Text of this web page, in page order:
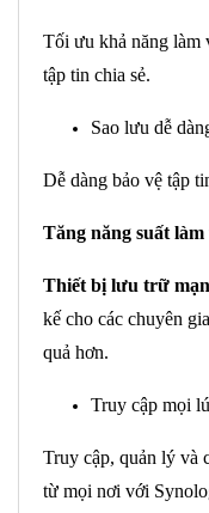
Tối ưu khả năng làm
tập tin chia sẻ.
Sao lưu dễ
Dễ dàng bảo vệ tập
Tăng năng suất
Thiết bị lưu trữ
kế cho các chuyên
quả hơn.
Truy cập mọi
Truy cập, quản lý và
từ mọi nơi với